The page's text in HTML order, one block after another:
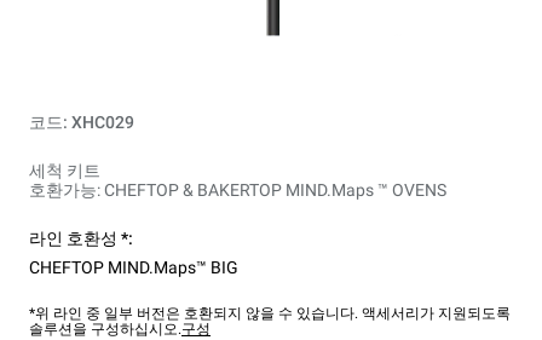
코드: XHC029
세척 키트
호환가능: CHEFTOP & BAKERTOP MIND.Maps ™ OVENS
라인 호환성 *:
CHEFTOP MIND.Maps™ BIG
*위 라인 중 일부 버전은 호환되지 않을 수 있습니다. 액세서리가 지원되도록
솔루션을 구성하십시오.구성